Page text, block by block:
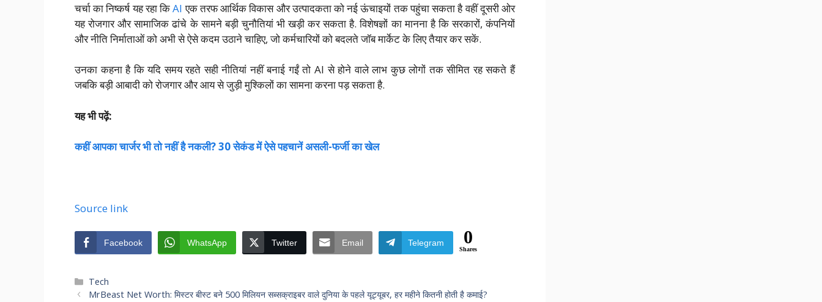
चर्चा का निष्कर्ष यह रहा किAI एक तरफ आर्थिक विकास और उत्पादकता को नई ऊंचाइयों तक पहुंचा सकता है वहीं दूसरी ओर
यह रोजगार और सामाजिक ढांचे के सामने बड़ी चुनौतियां भी खड़ी कर सकता है. विशेषज्ञों का मानना है कि सरकारों, कंपनियों
और नीति निर्माताओं को अभी से ऐसे कदम उठाने चाहिए, जो कर्मचारियों को बदलते जॉब मार्केट के लिए तैयार कर सकें.
उनका कहना है कि यदि समय रहते सही नीतियां नहीं बनाई गईं तो AI से होने वाले लाभ कुछ लोगों तक सीमित रह सकते हैं
जबकि बड़ी आबादी को रोजगार और आय से जुड़ी मुश्किलों का सामना करना पड़ सकता है.
यह भी पढ़ें:
कहीं आपका चार्जर भी तो नहीं है नकली? 30 सेकंड में ऐसे पहचानें असली-फर्जी का खेल
Source link
Facebook WhatsApp Twitter Email Telegram 0
Shares
Categories
Tech
MrBeast Net Worth: मिस्टर बीस्ट बने 500 मिलियन सब्सक्राइबर वाले दुनिया के पहले यूट्यूबर, हर महीने कितनी होती है कमाई?